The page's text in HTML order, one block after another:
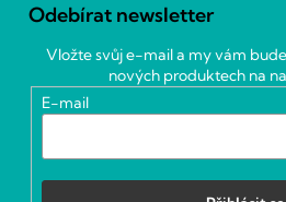
Odebírat newsletter
Vložte svůj e-mail a my vám
nových produktech na
E-mail